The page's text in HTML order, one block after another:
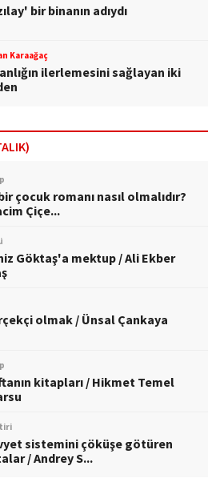
bir binanın adıydı
Karaağaç
ilerlemesini sağlayan iki
çocuk romanı nasıl olmalıdır?
Çiçe...
Göktaş'a mektup / Ali Ekber
olmak / Ünsal Çankaya
kitapları / Hikmet Temel
sistemini çöküşe götüren
/ Andrey S...